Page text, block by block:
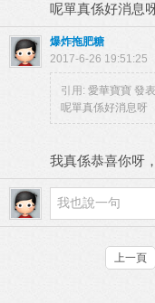
呢單真係好消息
爆炸拖肥糖
2017-6-26 19:51:25
引用: 愛華寶寶 發
呢單真係好消息呀
我真係恭喜你呀
上一頁